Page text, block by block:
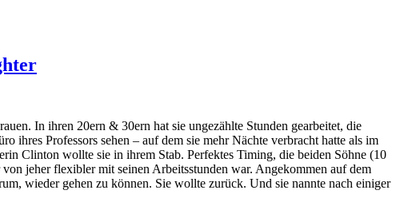
In ihren 20ern & 30ern hat sie ungezählte Stunden gearbeitet, die
ihres Professors sehen – auf dem sie mehr Nächte verbracht hatte als im
Clinton wollte sie in ihrem Stab. Perfektes Timing, die beiden Söhne (10
jeher flexibler mit seinen Arbeitsstunden war. Angekommen auf dem
wieder gehen zu können. Sie wollte zurück. Und sie nannte nach einiger